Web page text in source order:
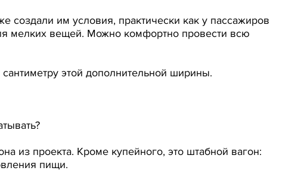
создали им условия, практически как у пассажиров
мелких вещей. Можно комфортно провести всю
этой дополнительной ширины.
из проекта. Кроме купейного, это штабной вагон:
пищи.